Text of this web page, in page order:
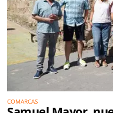
COMARCAS